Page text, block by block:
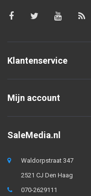
Klantenservice
Mijn account
SaleMedia.nl
Waldorpstraat 347
2521 CJ Den Haag
070-2629111